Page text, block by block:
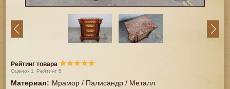
Рейтинг товара ★★★★★
Оценок 1 Рейтинг5
Материал: Мрамор / Палисандр / Металл